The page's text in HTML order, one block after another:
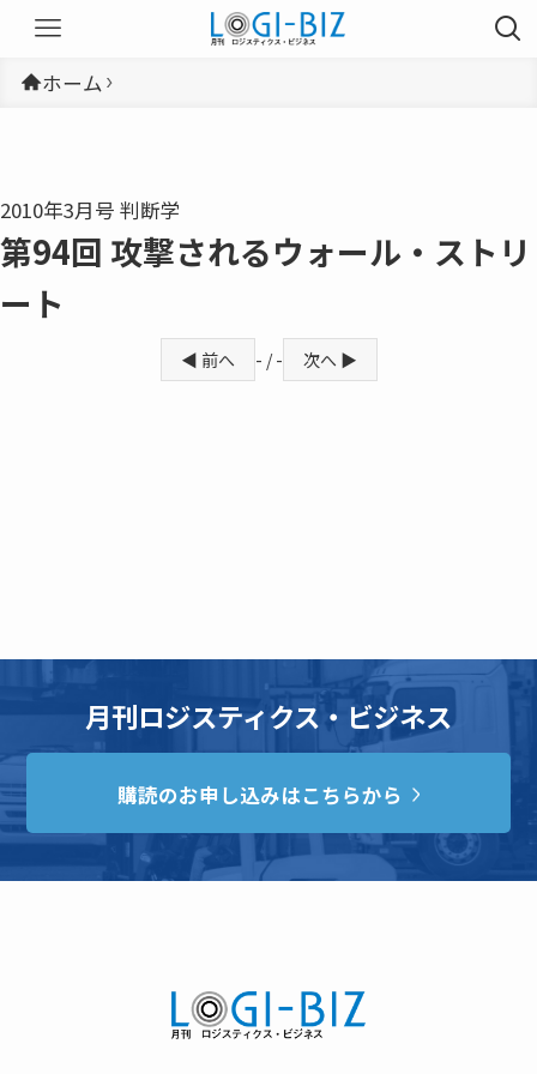
ホーム
2010年3月号 判断学
第94回 攻撃されるウォール・ストリ
ート
◀ 前へ - / - 次へ ▶
月刊ロジスティクス・ビジネス
購読のお申し込みはこちらから